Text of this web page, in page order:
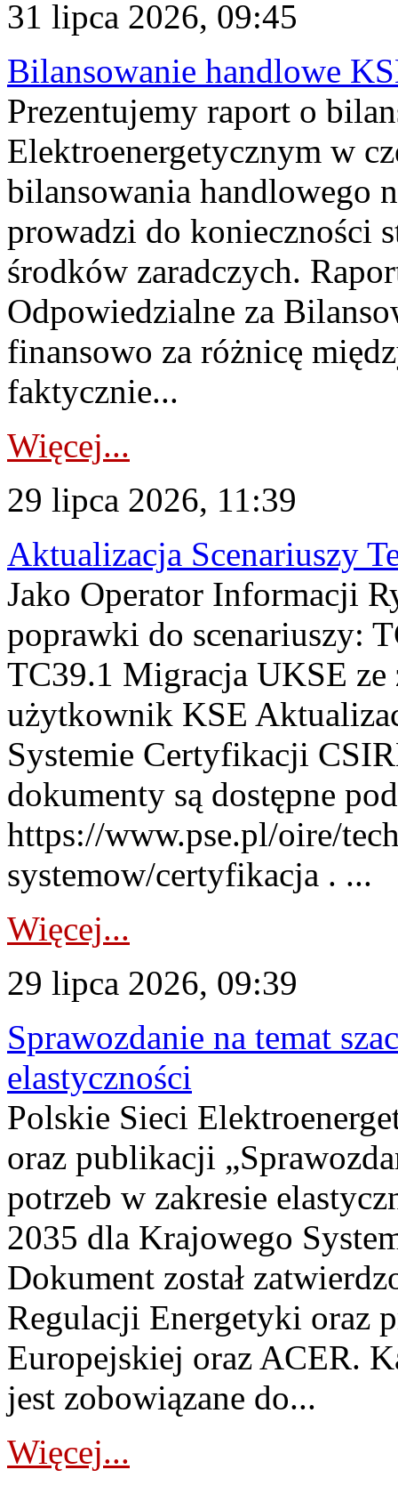
31 lipca 2026, 09:45
Bilansowanie handlowe
Prezentujemy raport o
Elektroenergetycznym w
bilansowania handlowego
prowadzi do konieczności
środków zaradczych.
Odpowiedzialne za
finansowo za różnicę
faktycznie...
Więcej...
29 lipca 2026, 11:39
Aktualizacja Scenariuszy
Jako Operator Informacji
poprawki do scenariuszy:
TC39.1 Migracja UKSE
użytkownik KSE
Systemie Certyfikacji
dokumenty są dostępne
https://www.pse.pl/oire/
systemow/certyfikacja . ...
Więcej...
29 lipca 2026, 09:39
Sprawozdanie na temat
elastyczności
Polskie Sieci
oraz publikacji
potrzeb w zakresie
2035 dla Krajowego
Dokument został
Regulacji Energetyki oraz
Europejskiej oraz ACER.
jest zobowiązane do...
Więcej...